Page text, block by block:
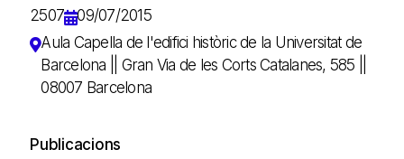
2507
09/07/2015
Aula Capella de l'edifici històric de la Universitat de
Barcelona || Gran Via de les Corts Catalanes, 585 ||
08007 Barcelona
Publicacions